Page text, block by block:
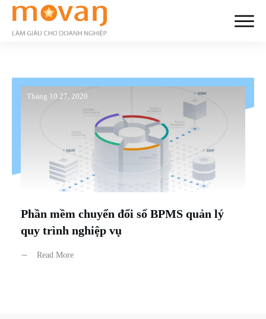
Tháng 10 27, 2020
Phần mềm chuyển đổi số BPMS quản lý
quy trình nghiệp vụ
Read More